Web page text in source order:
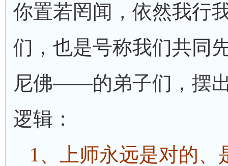
你置若罔闻，依然我行
们，也是号称我们共
尼佛——的弟子们，摆
逻辑：
1、上师永远是对的、